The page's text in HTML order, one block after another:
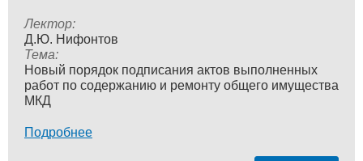
Лектор:
Д.Ю. Нифонтов
Тема:
Новый порядок подписания актов выполненных
работ по содержанию и ремонту общего имущества
МКД
Подробнее